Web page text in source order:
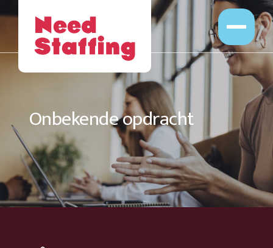
Opdrachten
Professionals
Leveranciers
Opdrachtgevers
Over Ons
Werken bij
Onbekende opdracht